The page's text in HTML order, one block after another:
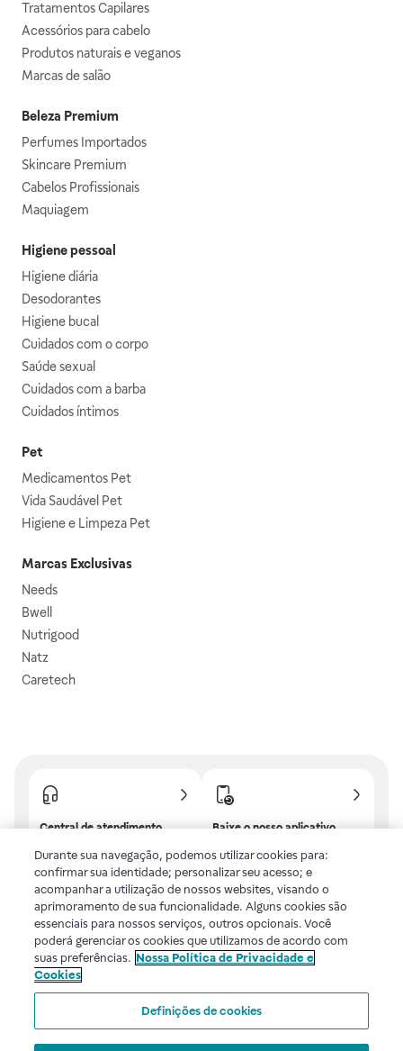
Tratamentos Capilares
Acessórios para cabelo
Produtos naturais e veganos
Marcas de salão
Beleza Premium
Perfumes Importados
Skincare Premium
Cabelos Profissionais
Maquiagem
Higiene pessoal
Higiene diária
Desodorantes
Higiene bucal
Cuidados com o corpo
Saúde sexual
Cuidados com a barba
Cuidados íntimos
Pet
Medicamentos Pet
Vida Saudável Pet
Higiene e Limpeza Pet
Marcas Exclusivas
Needs
Bwell
Nutrigood
Natz
Caretech
Central de atendimento
frequentes ou fale com a
gente.
Baixe o nosso aplicativo
benefícios exclusivos!
Uma empresa
Voltar ao topo
Durante sua navegação, podemos utilizar cookies para:
confirmar sua identidade; personalizar seu acesso; e
acompanhar a utilização de nossos websites, visando o
aprimoramento de sua funcionalidade. Alguns cookies são
essenciais para nossos serviços, outros opcionais. Você
poderá gerenciar os cookies que utilizamos de acordo com
suas preferências. Nossa Política de Privacidade e
Cookies
Definições de cookies